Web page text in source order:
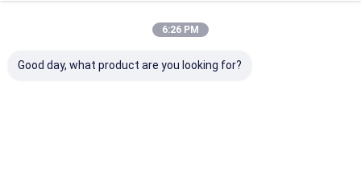
6:26 PM
Good day, what product are you looking for?